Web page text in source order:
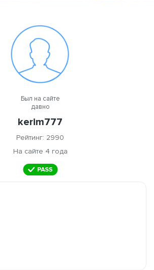
Был на сайте
давно
kerim777
Рейтинг: 2990
На сайте 4 года